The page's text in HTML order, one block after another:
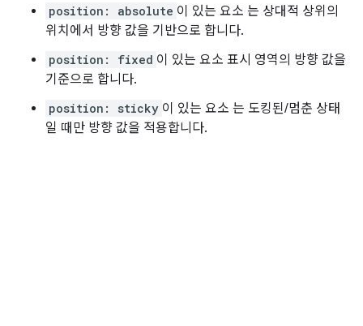
position: absolute 이 있는 요소 는 상대적 상위의
위치에서 방향 값을 기반으로 합니다.
position: fixed 이 있는 요소 표시 영역의 방향 값을
기준으로 합니다.
position: sticky 이 있는 요소 는 도킹된/멈춘 상태
일 때만 방향 값을 적용합니다.